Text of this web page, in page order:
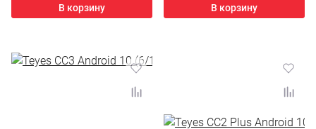
В корзину В корзину